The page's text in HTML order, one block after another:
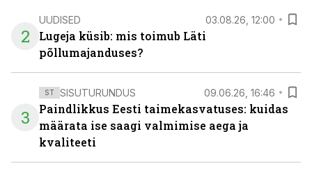
2
UUDISED 03.08.26, 12:00
Lugeja küsib: mis toimub Läti
põllumajanduses?
3
ST SISUTURUNDUS 09.06.26, 16:46
Paindlikkus Eesti taimekasvatuses: kuidas
määrata ise saagi valmimise aega ja
kvaliteeti